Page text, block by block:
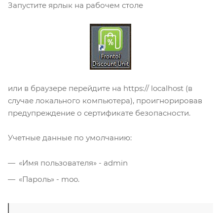
Запустите ярлык на рабочем столе
или в браузере перейдите на https:// localhost (в
случае локального компьютера), проигнорировав
предупреждение о сертификате безопасности.
Учетные данные по умолчанию:
«Имя пользователя» - admin
«Пароль» - moo.